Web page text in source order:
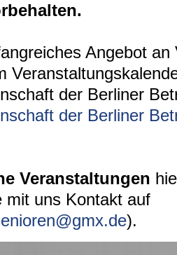
Angebot
der Berliner
der Berliner
Veranstaltungen
mit uns Kontakt auf
).